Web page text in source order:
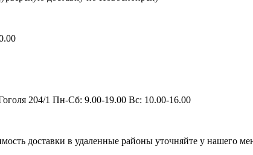
204/1 Пн-Сб: 9.00-19.00 Вс: 10.00-16.00
доставки в удаленные районы уточняйте у нашего